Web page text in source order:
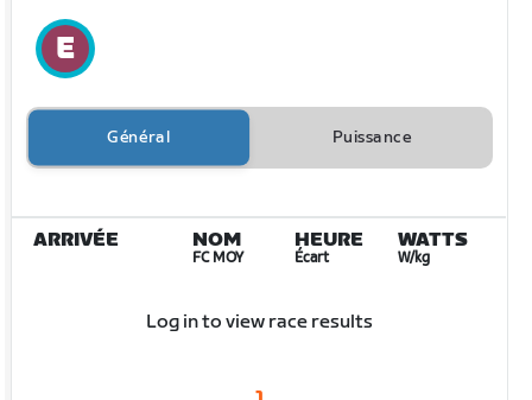
Général Puissance
ARRIVÉE NOM
FC MOY
HEURE
Écart
WATTS
W/kg
Log in to view race results